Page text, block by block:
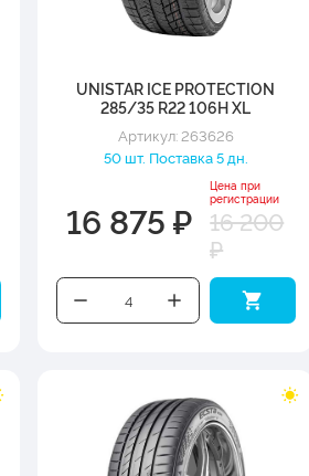
UNISTAR ICE PROTECTION
285/35 R22 106H XL
Артикул: 263626
50 шт. Поставка 5 дн.
16 875 ₽
Цена при
регистрации
16 200
₽